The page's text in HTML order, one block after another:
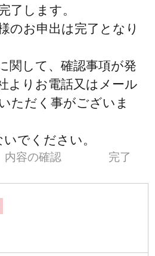
了します。
のお申出は完了となり
関して、確認事項が発
よりお電話又はメール
ただく事がございま
でください。
内容の確認 完了